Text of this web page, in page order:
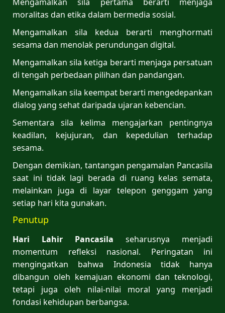
moralitas dan etika dalam bermedia sosial.
Mengamalkan sila kedua berarti menghormati
sesama dan menolak perundungan digital.
Mengamalkan sila ketiga berarti menjaga persatuan
di tengah perbedaan pilihan dan pandangan.
Mengamalkan sila keempat berarti mengedepankan
dialog yang sehat daripada ujaran kebencian.
Sementara sila kelima mengajarkan pentingnya
keadilan, kejujuran, dan kepedulian terhadap
sesama.
Dengan demikian, tantangan pengamalan Pancasila
saat ini tidak lagi berada di ruang kelas semata,
melainkan juga di layar telepon genggam yang
setiap hari kita gunakan.
Penutup
Hari Lahir Pancasila seharusnya menjadi
momentum refleksi nasional. Peringatan ini
mengingatkan bahwa Indonesia tidak hanya
dibangun oleh kemajuan ekonomi dan teknologi,
tetapi juga oleh nilai-nilai moral yang menjadi
fondasi kehidupan berbangsa.